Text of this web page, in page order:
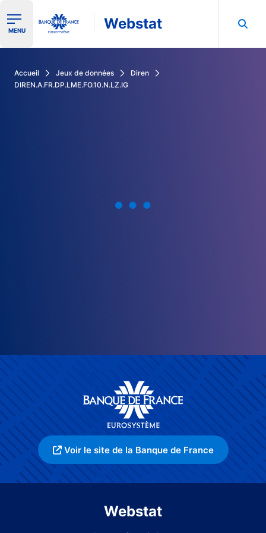
Ouvrir le menu de navigation
MENU Webstat
Accueil Jeux de données
Diren
DIREN.A.FR.DP.LME.FO.10.N.LZ.IG
Voir le site de la Banque de France
Webstat